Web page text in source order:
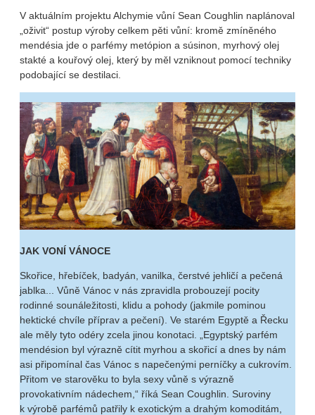
V aktuálním projektu Alchymie vůní Sean Coughlin naplánoval
„oživit“ postup výroby celkem pěti vůní: kromě zmíněného
mendésia jde o parfémy metópion a súsinon, myrhový olej
stakté a kouřový olej, který by měl vzniknout pomocí techniky
podobající se destilaci.
JAK VONÍ VÁNOCE
Skořice, hřebíček, badyán, vanilka, čerstvé jehličí a pečená
jablka... Vůně Vánoc v nás zpravidla probouzejí pocity
rodinné sounáležitosti, klidu a pohody (jakmile pominou
hektické chvíle příprav a pečení). Ve starém Egyptě a Řecku
ale měly tyto odéry zcela jinou konotaci. „Egyptský parfém
mendésion byl výrazně cítit myrhou a skořicí a dnes by nám
asi připomínal čas Vánoc s napečenými perníčky a cukrovím.
Přitom ve starověku to byla sexy vůně s výrazně
provokativním nádechem,“ říká Sean Coughlin. Suroviny
k výrobě parfémů patřily k exotickým a drahým komoditám,